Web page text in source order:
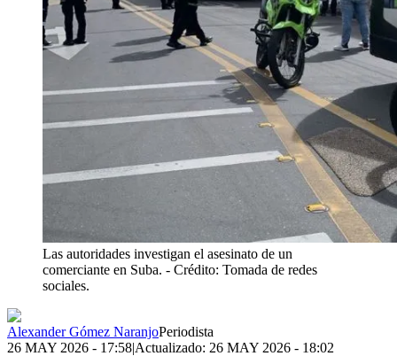
Las autoridades investigan el asesinato de un
comerciante en Suba. - Crédito: Tomada de redes
sociales.
Alexander Gómez NaranjoPeriodista
26 MAY 2026 - 17:58|Actualizado: 26 MAY 2026 - 18:02